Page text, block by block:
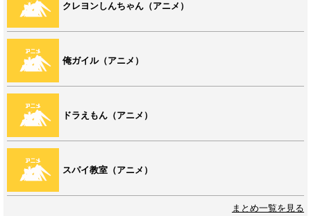
クレヨンしんちゃん（アニメ）
俺ガイル（アニメ）
ドラえもん（アニメ）
スパイ教室（アニメ）
まとめ一覧を見る